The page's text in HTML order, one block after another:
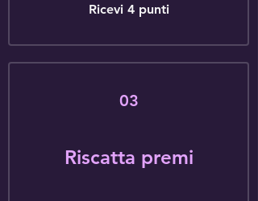
Ricevi 4 punti
03
Riscatta premi